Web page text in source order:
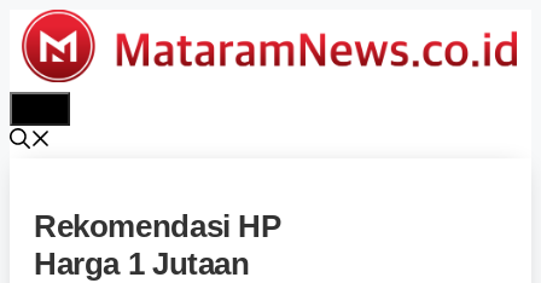
Langsung
ke
isi
Rekomendasi HP
Harga 1 Jutaan